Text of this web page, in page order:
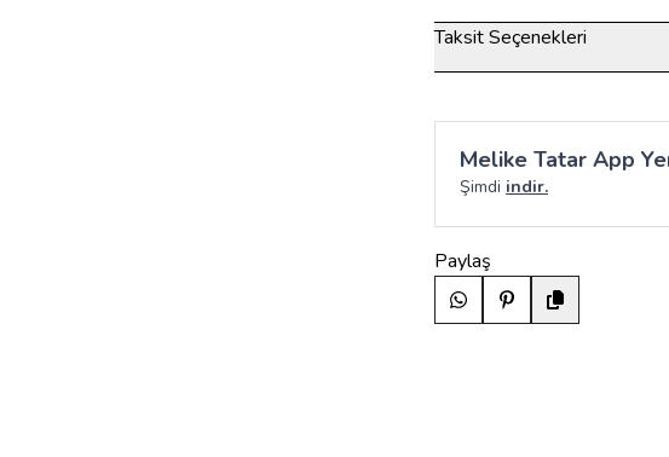
Taksit Seçenekleri
Melike Tatar App
Şimdi indir.
Paylaş